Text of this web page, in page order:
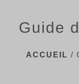
Guide
ACCUEIL /